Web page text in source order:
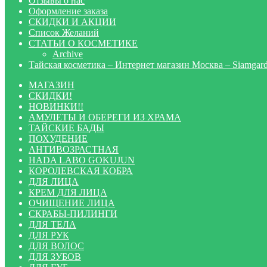
Оформление заказа
СКИДКИ И АКЦИИ
Список Желаний
СТАТЬИ О КОСМЕТИКЕ
Archive
Тайская косметика – Интернет магазин Москва –
МАГАЗИН
СКИДКИ!
НОВИНКИ!!
АМУЛЕТЫ И ОБЕРЕГИ ИЗ ХРАМА
ТАЙСКИЕ БАДЫ
ПОХУДЕНИЕ
АНТИВОЗРАСТНАЯ
HADA LABO GOKUJUN
КОРОЛЕВСКАЯ КОБРА
ДЛЯ ЛИЦА
КРЕМ ДЛЯ ЛИЦА
ОЧИЩЕНИЕ ЛИЦА
СКРАБЫ-ПИЛИНГИ
ДЛЯ ТЕЛА
ДЛЯ РУК
ДЛЯ ВОЛОС
ДЛЯ ЗУБОВ